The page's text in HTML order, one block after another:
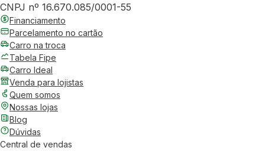
CNPJ nº 16.670.085/0001-55
Financiamento
Parcelamento no cartão
Carro na troca
Tabela Fipe
Carro Ideal
Venda para lojistas
Quem somos
Nossas lojas
Blog
Dúvidas
Central de vendas